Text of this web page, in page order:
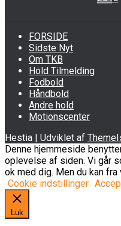
FORSIDE
Sidste Nyt
Om TKB
Hold Tilmelding
Fodbold
Håndbold
Andre hold
Motionscenter
Hestia | Udviklet af
Denne hjemmeside
oplevelse af siden. Vi går
ok med dig. Men du kan
Cookie indstillinger
Luk